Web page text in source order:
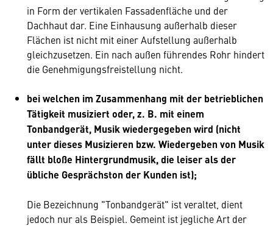
in Form der vertikalen Fassadenfläche und der
Dachhaut dar. Eine Einhausung außerhalb dieser
Flächen ist nicht mit einer Aufstellung außerhalb
gleichzusetzen. Ein nach außen führendes Rohr hindert
die Genehmigungsfreistellung nicht.
bei welchen im Zusammenhang mit der betrieblichen
Tätigkeit musiziert oder, z. B. mit einem
Tonbandgerät, Musik wiedergegeben wird (nicht
unter dieses Musizieren bzw. Wiedergeben von Musik
fällt bloße Hintergrundmusik, die leiser als der
übliche Gesprächston der Kunden ist);
Die Bezeichnung "Tonbandgerät" ist veraltet, dient
jedoch nur als Beispiel. Gemeint ist jegliche Art der